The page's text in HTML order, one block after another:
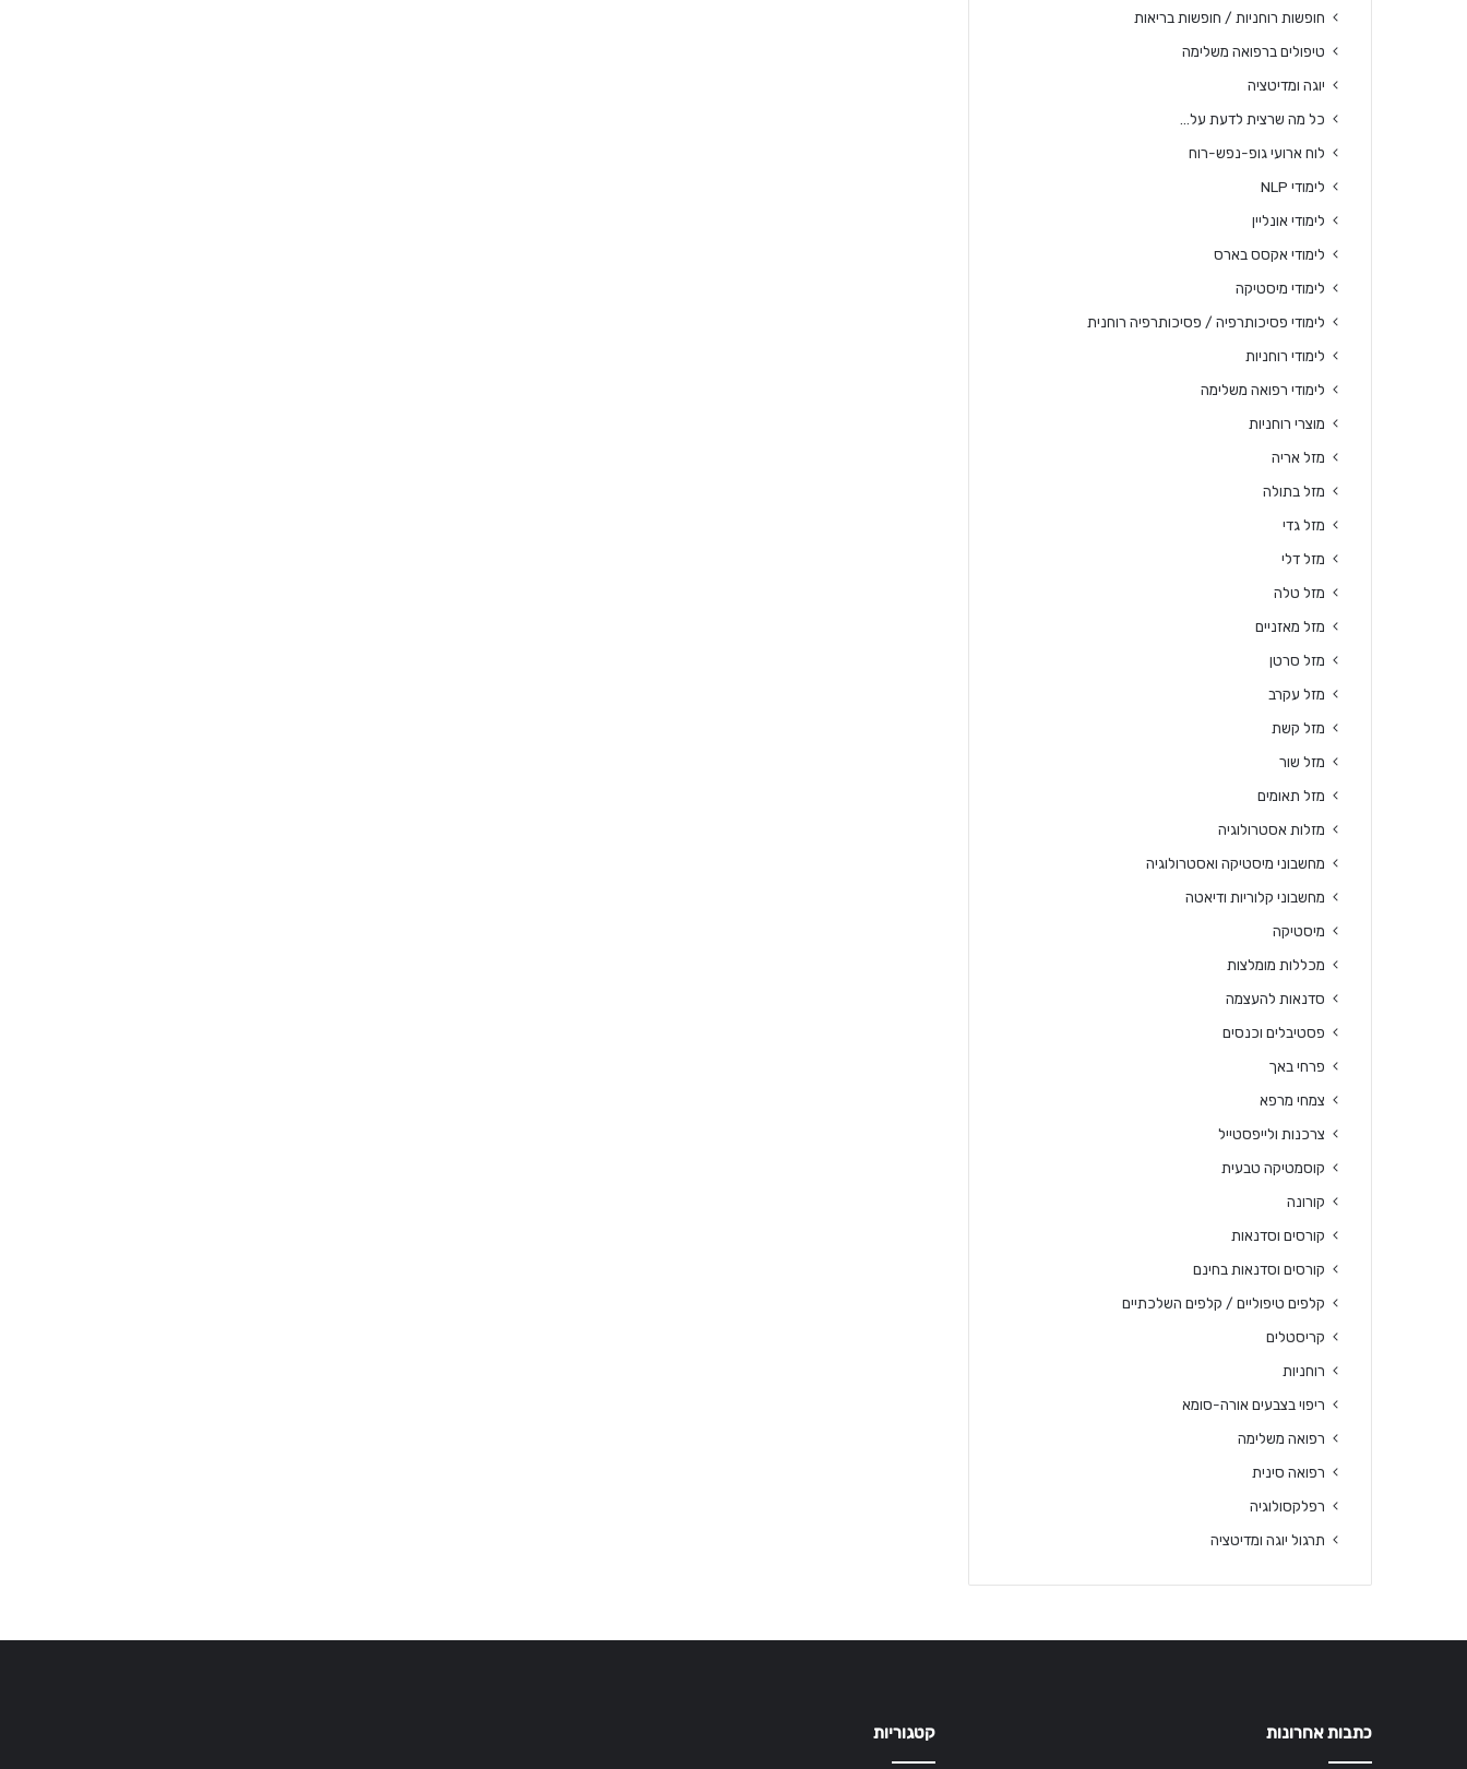
חופשות רוחניות / חופשות בריאות
טיפולים ברפואה משלימה
יוגה ומדיטציה
כל מה שרצית לדעת על…
לוח ארועי גופ-נפש-רוח
לימודי NLP
לימודי אונליין
לימודי אקסס בארס
לימודי מיסטיקה
לימודי פסיכותרפיה / פסיכותרפיה רוחנית
לימודי רוחניות
לימודי רפואה משלימה
מוצרי רוחניות
מזל אריה
מזל בתולה
מזל גדי
מזל דלי
מזל טלה
מזל מאזניים
מזל סרטן
מזל עקרב
מזל קשת
מזל שור
מזל תאומים
מזלות אסטרולוגיה
מחשבוני מיסטיקה ואסטרולוגיה
מחשבוני קלוריות ודיאטה
מיסטיקה
מכללות מומלצות
סדנאות להעצמה
פסטיבלים וכנסים
פרחי באך
צמחי מרפא
צרכנות ולייפסטייל
קוסמטיקה טבעית
קורונה
קורסים וסדנאות
קורסים וסדנאות בחינם
קלפים טיפוליים / קלפים השלכתיים
קריסטלים
רוחניות
ריפוי בצבעים אורה-סומא
רפואה משלימה
רפואה סינית
רפלקסולוגיה
תרגול יוגה ומדיטציה
כתבות אחרונות קטגוריות